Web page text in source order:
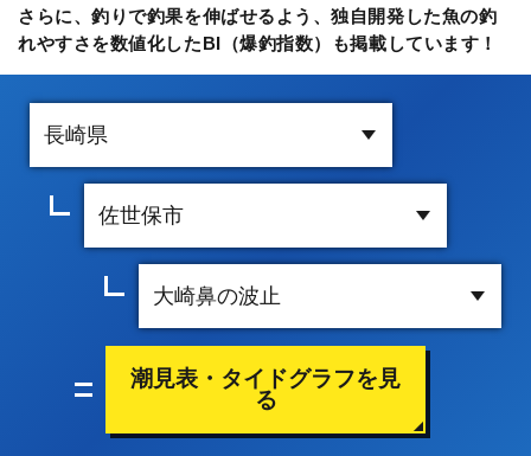
さらに、釣りで釣果を伸ばせるよう、独自開発した魚の釣
れやすさを数値化したBI（爆釣指数）も掲載しています！
潮見表・タイドグラフを見
る